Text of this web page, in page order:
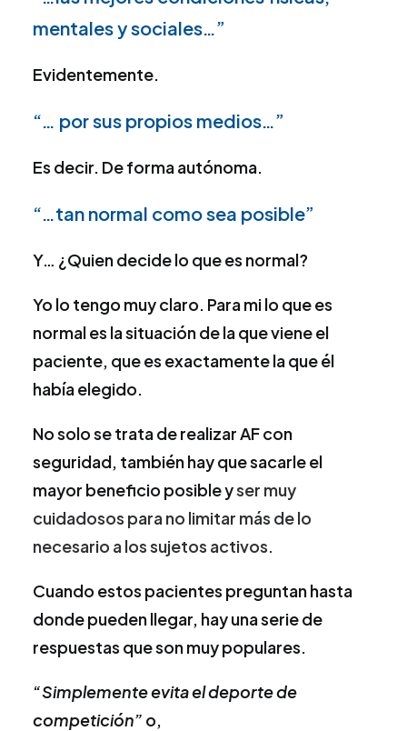
mentales y sociales…”
Evidentemente.
“… por sus propios medios…”
Es decir. De forma autónoma.
“…tan normal como sea posible”
Y… ¿Quien decide lo que es normal?
Yo lo tengo muy claro. Para mi lo que es
normal es la situación de la que viene el
paciente, que es exactamente la que él
había elegido.
No solo se trata de realizar AF con
seguridad, también hay que sacarle el
mayor beneficio posible yser muy
cuidadosos para no limitar más de lo
necesario a los sujetos activos.
Cuando estos pacientes preguntan hasta
donde pueden llegar, hay una serie de
respuestas que son muy populares.
“Simplemente evita el deporte de
competición” o,